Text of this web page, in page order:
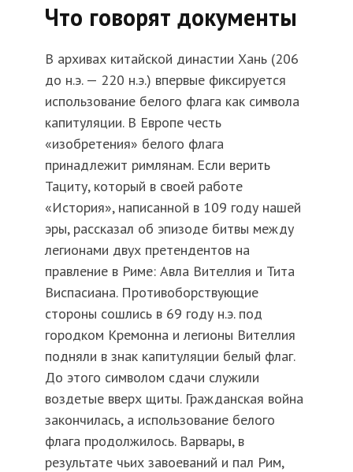
Что говорят документы
В архивах китайской династии Хань (206
до н.э. — 220 н.э.) впервые фиксируется
использование белого флага как символа
капитуляции. В Европе честь
«изобретения» белого флага
принадлежит римлянам. Если верить
Тациту, который в своей работе
«История», написанной в 109 году нашей
эры, рассказал об эпизоде битвы между
легионами двух претендентов на
правление в Риме: Авла Вителлия и Тита
Виспасиана. Противоборствующие
стороны сошлись в 69 году н.э. под
городком Кремонна и легионы Вителлия
подняли в знак капитуляции белый флаг.
До этого символом сдачи служили
воздетые вверх щиты. Гражданская война
закончилась, а использование белого
флага продолжилось. Варвары, в
результате чьих завоеваний и пал Рим,